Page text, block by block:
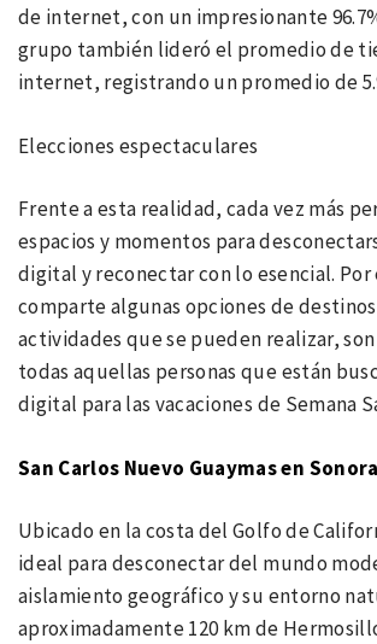
de internet, con un impresionante
grupo también lideró el promedio de
internet, registrando un promedio de
Elecciones espectaculares
Frente a esta realidad, cada vez más
espacios y momentos para
digital y reconectar con lo esencial.
comparte algunas opciones de
actividades que se pueden realizar,
todas aquellas personas que están
digital para las vacaciones de Semana
San Carlos Nuevo Guaymas en Sonora
Ubicado en la costa del Golfo de
ideal para desconectar del mundo
aislamiento geográfico y su entorno
aproximadamente 120 km de